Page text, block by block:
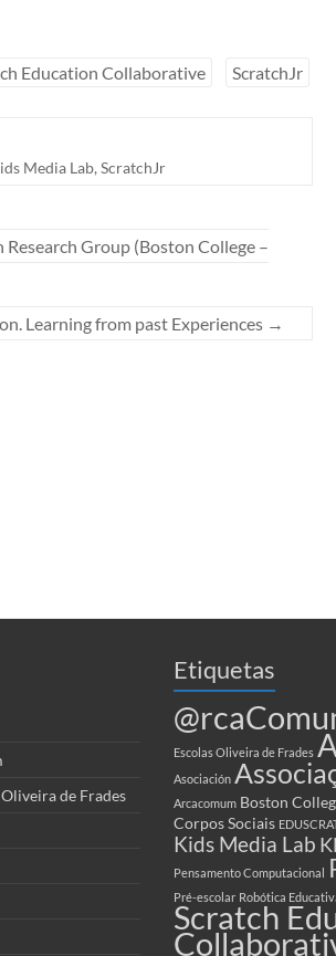
Education Collaborative ScratchJr
Media Lab, ScratchJr
Group (Boston College –
Learning from past Experiences →
de Frades
Etiquetas
Escolas Oliveira de Frades
Asociación
Arcacomum Boston
Corpos Sociais
Kids Media Lab
Pensamento Computacional
Pré-escolar Robótica
Scratch